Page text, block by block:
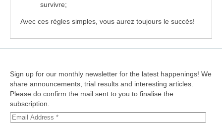
survivre;
Avec ces règles simples, vous aurez toujours le succès!
Sign up for our monthly newsletter for the latest happenings! We
share announcements, trial results and interesting articles.
Please do confirm the mail sent to you to finalise the
subscription.